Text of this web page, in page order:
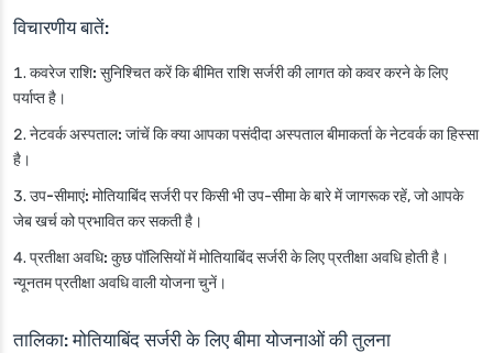
विचारणीय बातें:
कवरेज राशि: सुनिश्चित करें कि बीमित राशि सर्जरी की लागत को कवर करने के लिए
पर्याप्त है।
नेटवर्क अस्पताल: जांचें कि क्या आपका पसंदीदा अस्पताल बीमाकर्ता के नेटवर्क का हिस्सा
है।
उप-सीमाएं: मोतियाबिंद सर्जरी पर किसी भी उप-सीमा के बारे में जागरूक रहें, जो आपके
जेब खर्च को प्रभावित कर सकती है।
प्रतीक्षा अवधि: कुछ पॉलिसियों में मोतियाबिंद सर्जरी के लिए प्रतीक्षा अवधि होती है।
न्यूनतम प्रतीक्षा अवधि वाली योजना चुनें।
तालिका: मोतियाबिंद सर्जरी के लिए बीमा योजनाओं की तुलना